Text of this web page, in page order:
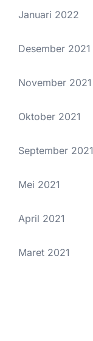
Januari 2022
Desember 2021
November 2021
Oktober 2021
September 2021
Mei 2021
April 2021
Maret 2021